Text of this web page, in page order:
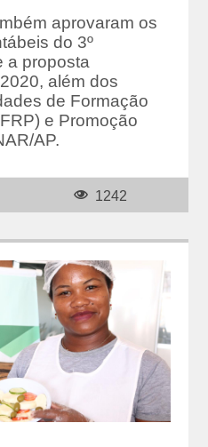
aprovaram os
do 3º
a proposta
além dos
de Formação
e Promoção
AP.
1242